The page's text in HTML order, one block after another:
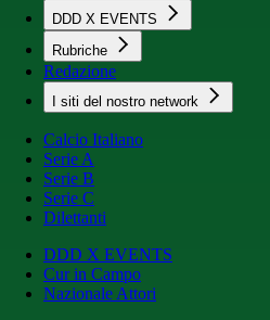
DDD X EVENTS
Rubriche
Redazione
I siti del nostro network
Calcio Italiano
Serie A
Serie B
Serie C
Dilettanti
DDD X EVENTS
Cur in Campo
Nazionale Attori